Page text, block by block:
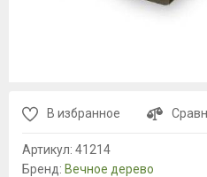
В избранное
Артикул: 41214
Бренд: Вечное дерево